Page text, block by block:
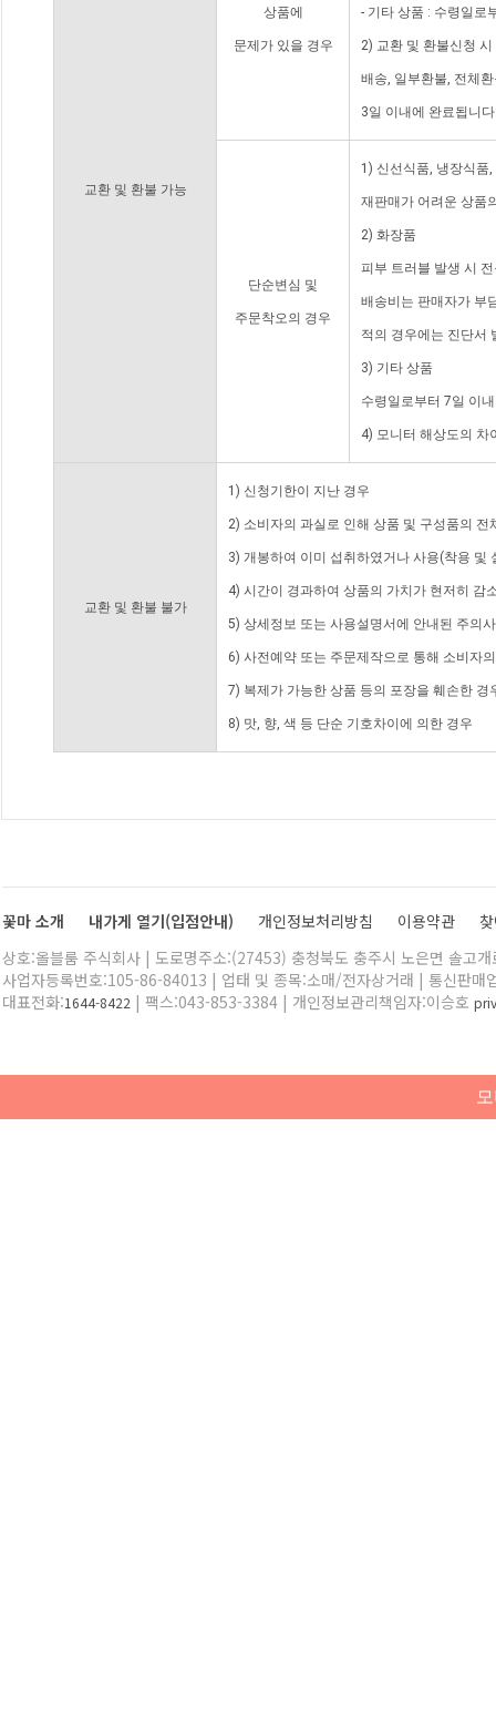
교환 및 환불 가능
상품에
문제가 있을 경우
- 기타 상품 : 수령일로
2) 교환 및 환불신청
배송, 일부환불, 전체
3일 이내에 완료됩니
단순변심 및
주문착오의 경우
1) 신선식품, 냉장식품
재판매가 어려운 상품
2) 화장품
피부 트러블 발생 시
배송비는 판매자가 부
적의 경우에는 진단서
3) 기타 상품
수령일로부터 7일 이
4) 모니터 해상도의 차
교환 및 환불 불가
1) 신청기한이 지난 경우
2) 소비자의 과실로 인해 상품 및 구성품의
3) 개봉하여 이미 섭취하였거나 사용(착용 및
4) 시간이 경과하여 상품의 가치가 현저히 감
5) 상세정보 또는 사용설명서에 안내된 주의
6) 사전예약 또는 주문제작으로 통해 소비자
7) 복제가 가능한 상품 등의 포장을 훼손한 경
8) 맛, 향, 색 등 단순 기호차이에 의한 경우
꽃마 소개 내가게 열기(입점안내) 개인정보처리방침 이용약관
상호:올블룸 주식회사 | 도로명주소:(27453) 충청북도 충주시 노은면 솔고
사업자등록번호:105-86-84013 | 업태 및 종목:소매/전자상거래 | 통신판매
대표전화:1644-8422 | 팩스:043-853-3384 | 개인정보관리책임자:이승호